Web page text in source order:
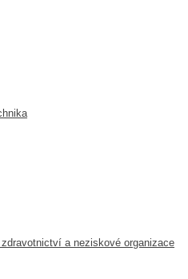
a neziskové organizace